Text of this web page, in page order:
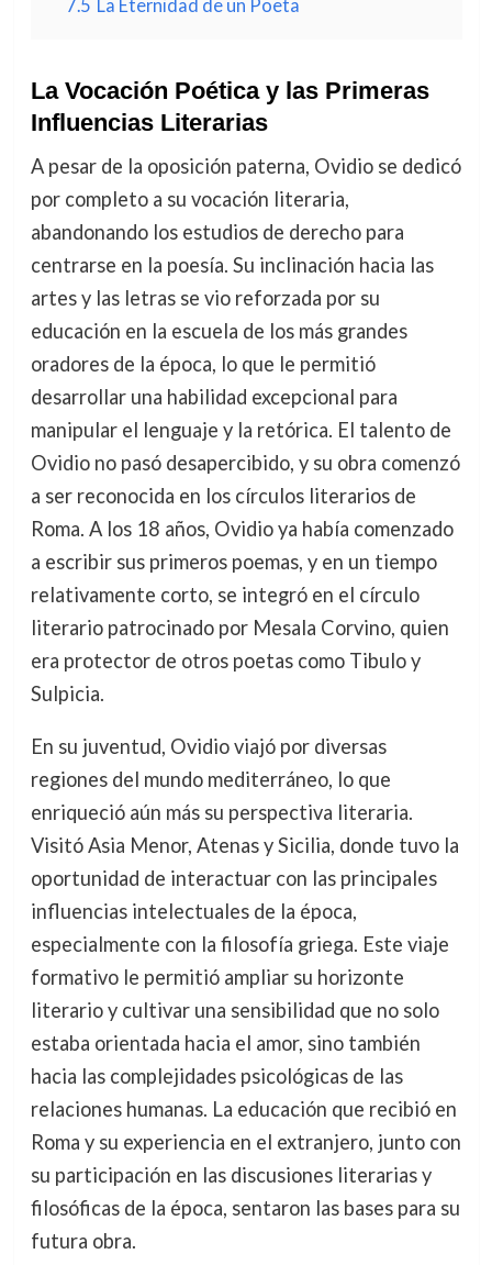
7.5 La Eternidad de un Poeta
La Vocación Poética y las Primeras
Influencias Literarias
A pesar de la oposición paterna, Ovidio se dedicó
por completo a su vocación literaria,
abandonando los estudios de derecho para
centrarse en la poesía. Su inclinación hacia las
artes y las letras se vio reforzada por su
educación en la escuela de los más grandes
oradores de la época, lo que le permitió
desarrollar una habilidad excepcional para
manipular el lenguaje y la retórica. El talento de
Ovidio no pasó desapercibido, y su obra comenzó
a ser reconocida en los círculos literarios de
Roma. A los 18 años, Ovidio ya había comenzado
a escribir sus primeros poemas, y en un tiempo
relativamente corto, se integró en el círculo
literario patrocinado por Mesala Corvino, quien
era protector de otros poetas como Tibulo y
Sulpicia.
En su juventud, Ovidio viajó por diversas
regiones del mundo mediterráneo, lo que
enriqueció aún más su perspectiva literaria.
Visitó Asia Menor, Atenas y Sicilia, donde tuvo la
oportunidad de interactuar con las principales
influencias intelectuales de la época,
especialmente con la filosofía griega. Este viaje
formativo le permitió ampliar su horizonte
literario y cultivar una sensibilidad que no solo
estaba orientada hacia el amor, sino también
hacia las complejidades psicológicas de las
relaciones humanas. La educación que recibió en
Roma y su experiencia en el extranjero, junto con
su participación en las discusiones literarias y
filosóficas de la época, sentaron las bases para su
futura obra.